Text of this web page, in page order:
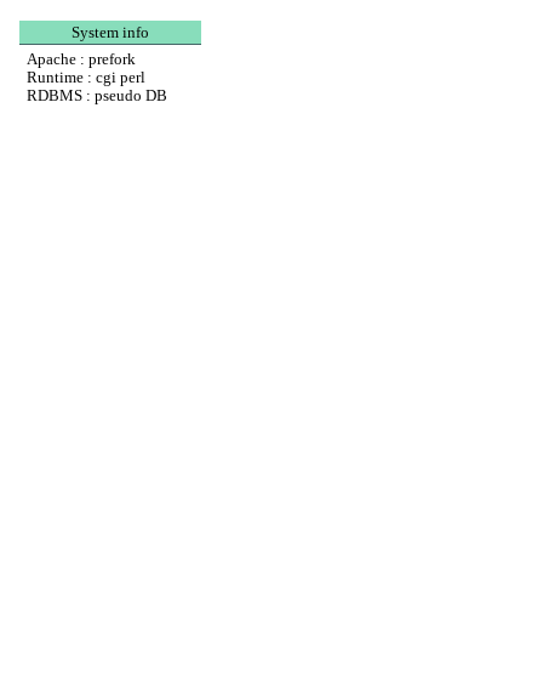
System info
Apache : prefork
Runtime : cgi perl
RDBMS : pseudo DB